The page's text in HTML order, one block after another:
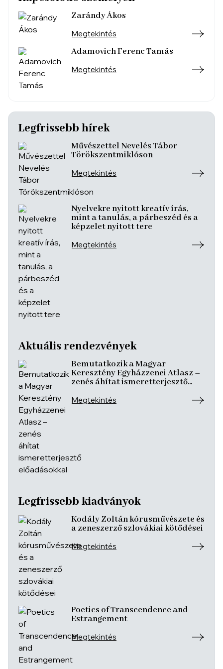
Zarándy Ákos
Megtekintés
Adamovich Ferenc Tamás
Megtekintés
Legfrissebb hírek
Művészettel Nevelés Tábor
Törökszentmiklóson
Megtekintés
Nyelvekre nyitott kreatív írás,
mint a tanulás, a párbeszéd és a
képzelet nyitott tere
Megtekintés
Aktuális rendezvények
Bemutatkozik a Magyar
Keresztény Egyházzenei Atlasz –
zenés áhítat ismeretterjesztő
Megtekintés
Legfrissebb kiadványok
Kodály Zoltán kórusművészete és
a zeneszerző szlovákiai kötődései
Megtekintés
Poetics of Transcendence and
Estrangement
Megtekintés